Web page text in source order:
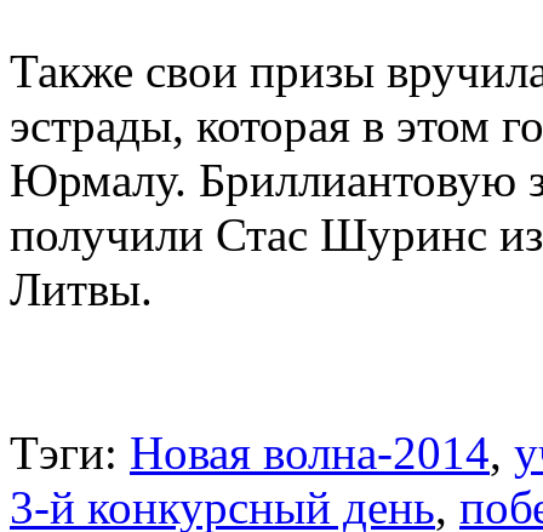
Также свои призы
эстрады, которая в этом
Юрмалу. Бриллиантовую
получили Стас Шуринс
Литвы.
Тэги: Новая волна-2014,
3-й конкурсный день,